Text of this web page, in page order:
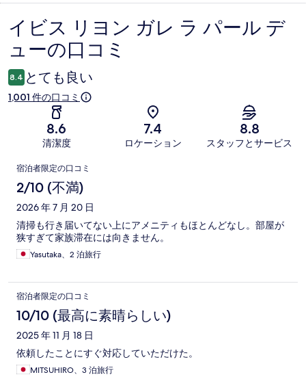
口
コ
ミ
イビス リヨン ガレ ラ パール デ
ューの口コミ
8.4 とても良い
1,001 件の口コミ
8.6
清潔度
7.4
ロケーション
8.8
スタッフとサービス
口
コ
ミ
宿泊者限定の口コミ
2/10 (不満)
2026 年 7 月 20 日
清掃も行き届いてない上にアメニティもほとんどなし。部屋が
狭すぎて家族滞在には向きません。
Yasutaka、2 泊旅行
宿泊者限定の口コミ
10/10 (最高に素晴らしい)
2025 年 11 月 18 日
依頼したことにすぐ対応していただけた。
MITSUHIRO、3 泊旅行